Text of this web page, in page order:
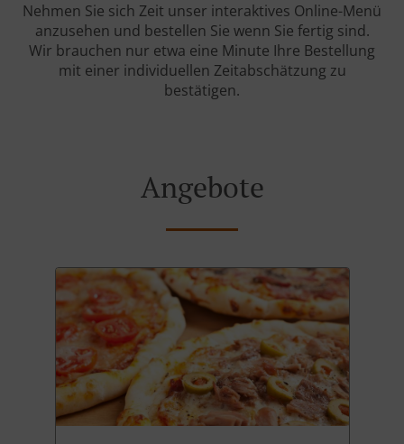
Nehmen Sie sich Zeit unser interaktives Online-Menü
anzusehen und bestellen Sie wenn Sie fertig sind.
Wir brauchen nur etwa eine Minute Ihre Bestellung
mit einer individuellen Zeitabschätzung zu
bestätigen.
Angebote